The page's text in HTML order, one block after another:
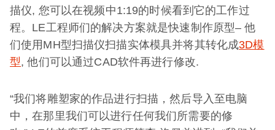
描仪, 您可以在视频中1:19的时候看到它的工作过
程。LE工程师们的解决方案就是快速制作原型– 他
们使用MH型扫描仪扫描实体模具并将其转化成3D模
型, 他们可以通过CAD软件再进行修改.
“我们将雕塑家的作品进行扫描，然后导入至电脑
中，在那里我们可以进行任何我们所需要的修